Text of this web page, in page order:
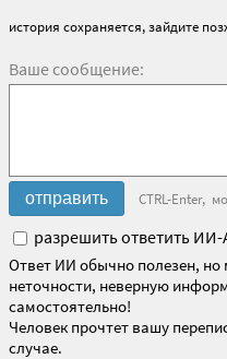
история сохраняется, зайдите
Ваше сообщение:
CTRL-Enter,
разрешить ответить ИИ-
Ответ ИИ обычно полезен,
неточности, неверную
самостоятельно!
Человек прочтет вашу
случае.